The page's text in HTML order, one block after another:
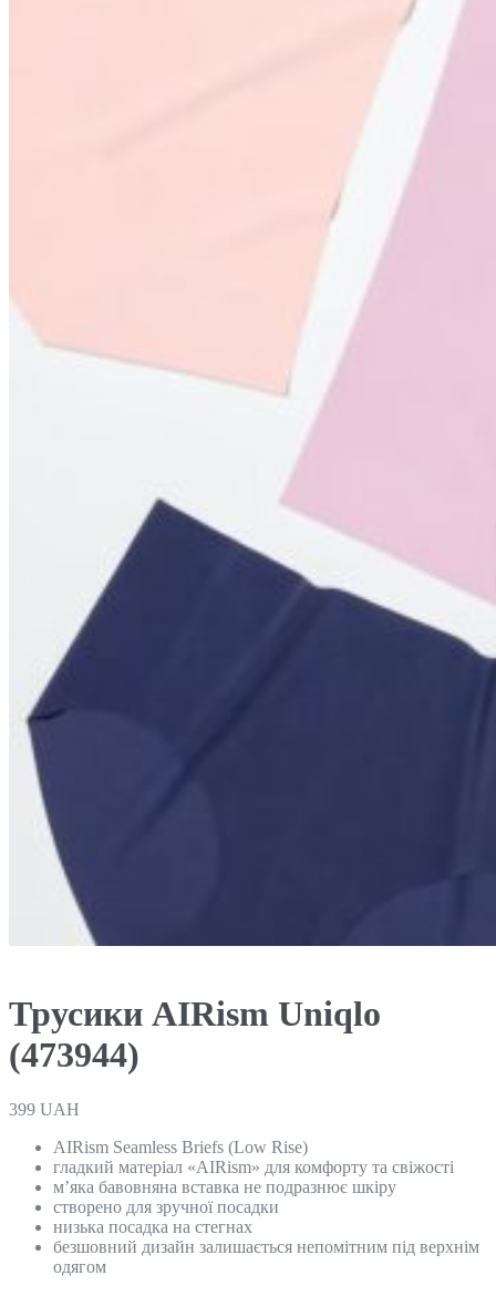
Трусики AIRism Uniqlo
(473944)
399 UAH
AIRism Seamless Briefs (Low Rise)
гладкий матеріал «AIRism» для комфорту та свіжості
м’яка бавовняна вставка не подразнює шкіру
створено для зручної посадки
низька посадка на стегнах
безшовний дизайн залишається непомітним під верхнім
одягом